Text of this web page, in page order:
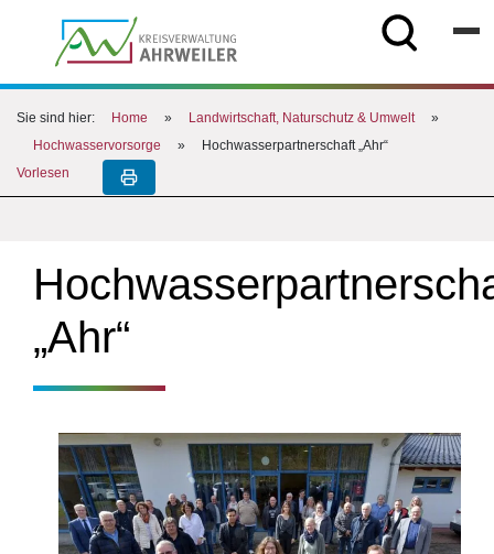
Sie sind hier: Home » Landwirtschaft, Naturschutz & Umwelt
»
Hochwasservorsorge
»
Hochwasserpartnerschaft „Ahr“
Vorlesen
„Ahr“